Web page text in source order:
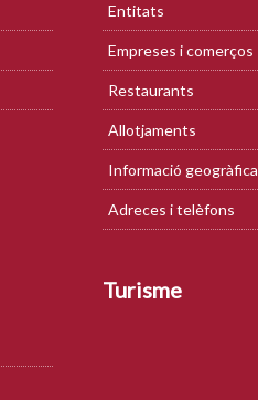
Entitats
Empreses i comerços
Restaurants
Allotjaments
Informació geogràfica
Adreces i telèfons
Turisme